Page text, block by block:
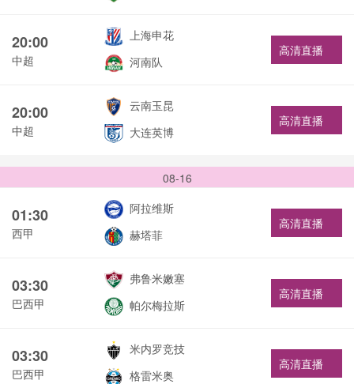
20:00
中超
上海申花
河南队
高清直播
20:00
中超
云南玉昆
大连英博
高清直播
08-16
01:30
西甲
阿拉维斯
赫塔菲
高清直播
03:30
巴西甲
弗鲁米嫩塞
帕尔梅拉斯
高清直播
03:30
巴西甲
米内罗竞技
格雷米奥
高清直播